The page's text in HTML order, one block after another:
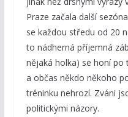
Praze začala další
se každou středu od 20
to nádherná příjemná
nějaká holka) se honí po
a občas někdo někoho
tréninku nehrozí. Zváni
politickými názory.